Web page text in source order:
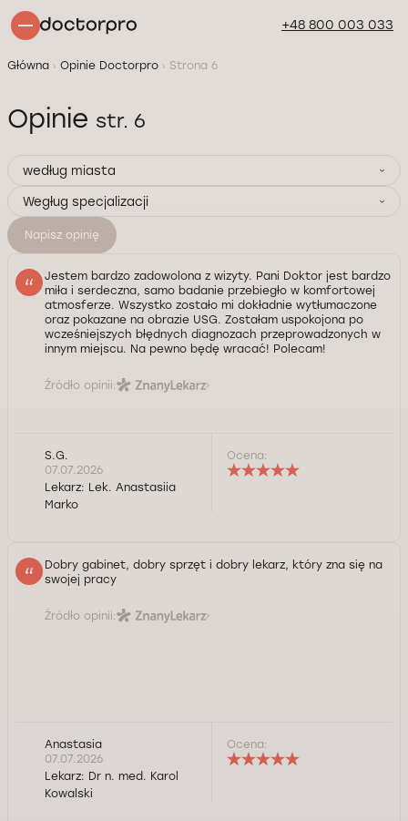
+48 800 003 033
Główna Opinie Doctorpro Strona 6
Opinie str. 6
według miasta
Wegług specjalizacji
Napisz opinię
Jestem bardzo zadowolona z wizyty. Pani Doktor jest bardzo
miła i serdeczna, samo badanie przebiegło w komfortowej
atmosferze. Wszystko zostało mi dokładnie wytłumaczone
oraz pokazane na obrazie USG. Zostałam uspokojona po
wcześniejszych błędnych diagnozach przeprowadzonych w
innym miejscu. Na pewno będę wracać! Polecam!
Źródło opinii:
S.G.
07.07.2026
Lekarz: Lek. Anastasiia
Marko
Ocena:
Dobry gabinet, dobry sprzęt i dobry lekarz, który zna się na
swojej pracy
Źródło opinii:
Anastasia
07.07.2026
Lekarz: Dr n. med. Karol
Kowalski
Ocena: